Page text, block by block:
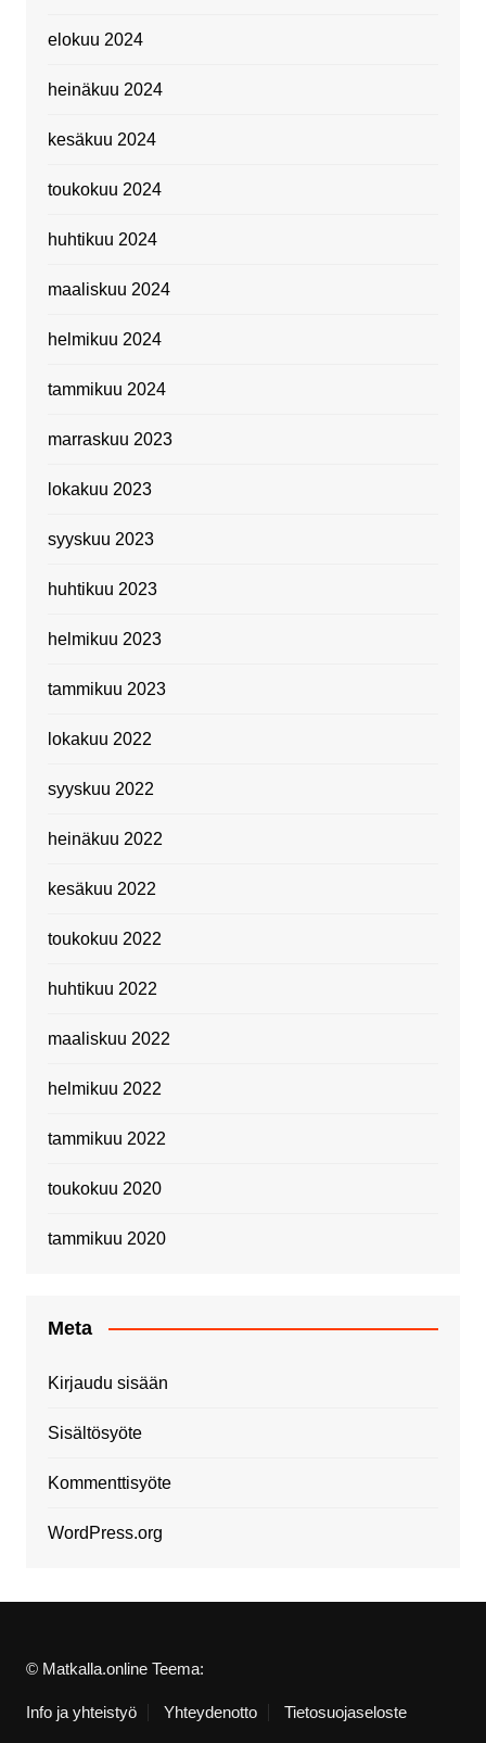
elokuu 2024
heinäkuu 2024
kesäkuu 2024
toukokuu 2024
huhtikuu 2024
maaliskuu 2024
helmikuu 2024
tammikuu 2024
marraskuu 2023
lokakuu 2023
syyskuu 2023
huhtikuu 2023
helmikuu 2023
tammikuu 2023
lokakuu 2022
syyskuu 2022
heinäkuu 2022
kesäkuu 2022
toukokuu 2022
huhtikuu 2022
maaliskuu 2022
helmikuu 2022
tammikuu 2022
toukokuu 2020
tammikuu 2020
Meta
Kirjaudu sisään
Sisältösyöte
Kommenttisyöte
WordPress.org
© Matkalla.online Teema:
Info ja yhteistyö Yhteydenotto Tietosuojaseloste